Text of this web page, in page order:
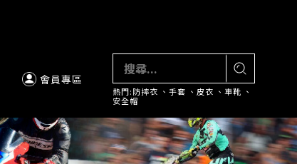
會員專區
熱門:防摔衣 、手套 、 皮衣 、車靴 、
安全帽